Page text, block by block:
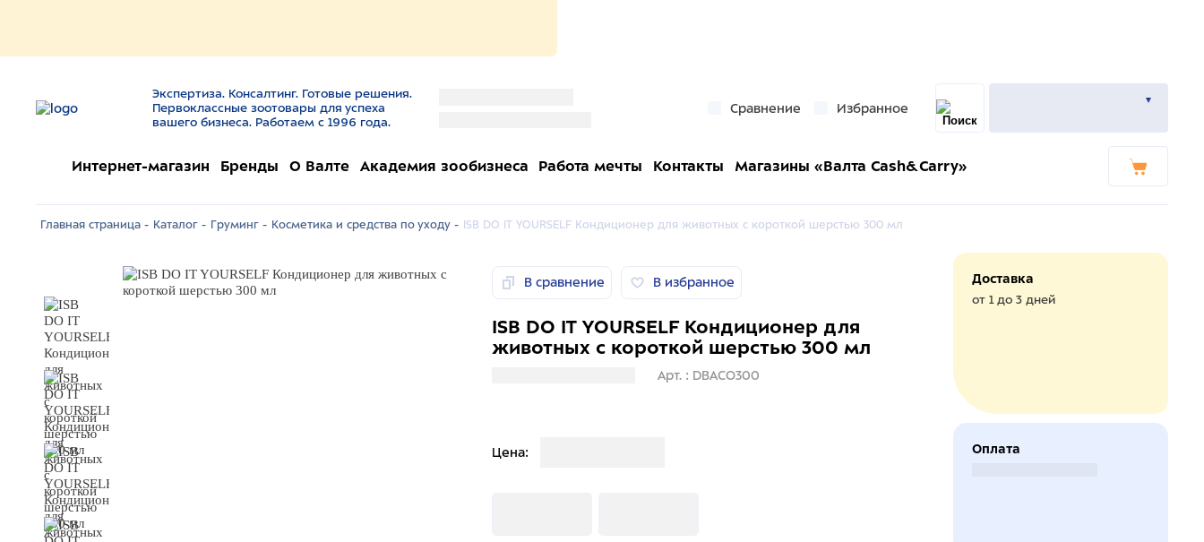
Экспертиза. Консалтинг. Готовые решения.
Первоклассные зоотовары для успеха
вашего бизнеса. Работаем с 1996 года.
Сравнение Избранное
Интернет-магазин Бренды О Валте Академия зообизнеса Работа мечты Контакты Магазины «Валта Cash&Carry»
Главная страница - Каталог - Груминг - Косметика и средства по уходу - ISB DO IT YOURSELF Кондиционер для животных с короткой шерстью 300 мл
В сравнение В избранное
ISB DO IT YOURSELF Кондиционер для
животных с короткой шерстью 300 мл
Арт. : DBACO300
Цена:
Доставка
от 1 до 3 дней
Оплата